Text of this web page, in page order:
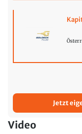
Jetzt
Video